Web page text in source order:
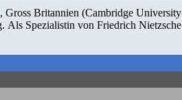
Britannien (Cambridge
Als Spezialistin von Friedrich